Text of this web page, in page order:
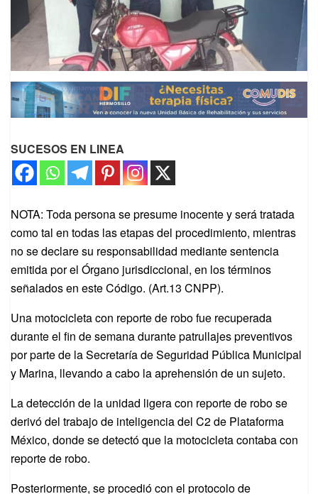
SUCESOS EN LINEA
NOTA: Toda persona se presume inocente y será tratada
como tal en todas las etapas del procedimiento, mientras
no se declare su responsabilidad mediante sentencia
emitida por el Órgano jurisdiccional, en los términos
señalados en este Código. (Art.13 CNPP).
Una motocicleta con reporte de robo fue recuperada
durante el fin de semana durante patrullajes preventivos
por parte de la Secretaría de Seguridad Pública Municipal
y Marina, llevando a cabo la aprehensión de un sujeto.
La detección de la unidad ligera con reporte de robo se
derivó del trabajo de inteligencia del C2 de Plataforma
México, donde se detectó que la motocicleta contaba con
reporte de robo.
Posteriormente, se procedió con el protocolo de